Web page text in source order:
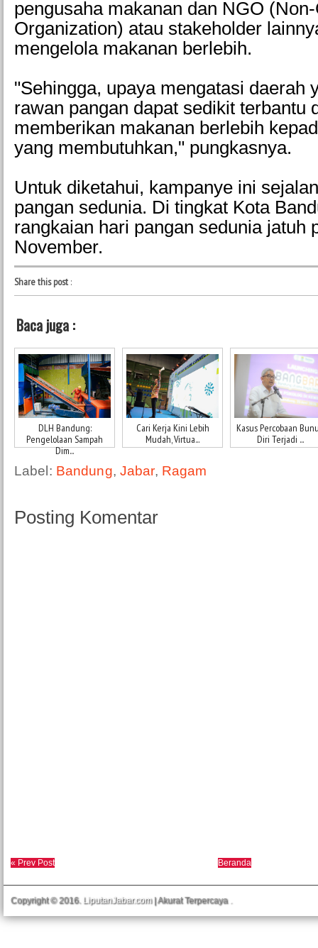
pengusaha makanan dan NGO
Organization) atau stakeholder
mengelola makanan berlebih.
"Sehingga, upaya mengatasi daerah
rawan pangan dapat sedikit terbantu
memberikan makanan berlebih
yang membutuhkan," pungkasnya.
Untuk diketahui, kampanye ini
pangan sedunia. Di tingkat Kota
rangkaian hari pangan sedunia jatuh
November.
Share this post:
Baca juga :
DLH Bandung:
Pengelolaan Sampah
Dim...
Cari Kerja Kini Lebih
Mudah, Virtua...
Kasus Percobaan
Diri Terjadi ...
Label: Bandung, Jabar, Ragam
Posting Komentar
« Prev Post Beranda
Copyright © 2016. LiputanJabar.com| Akurat Terpercaya